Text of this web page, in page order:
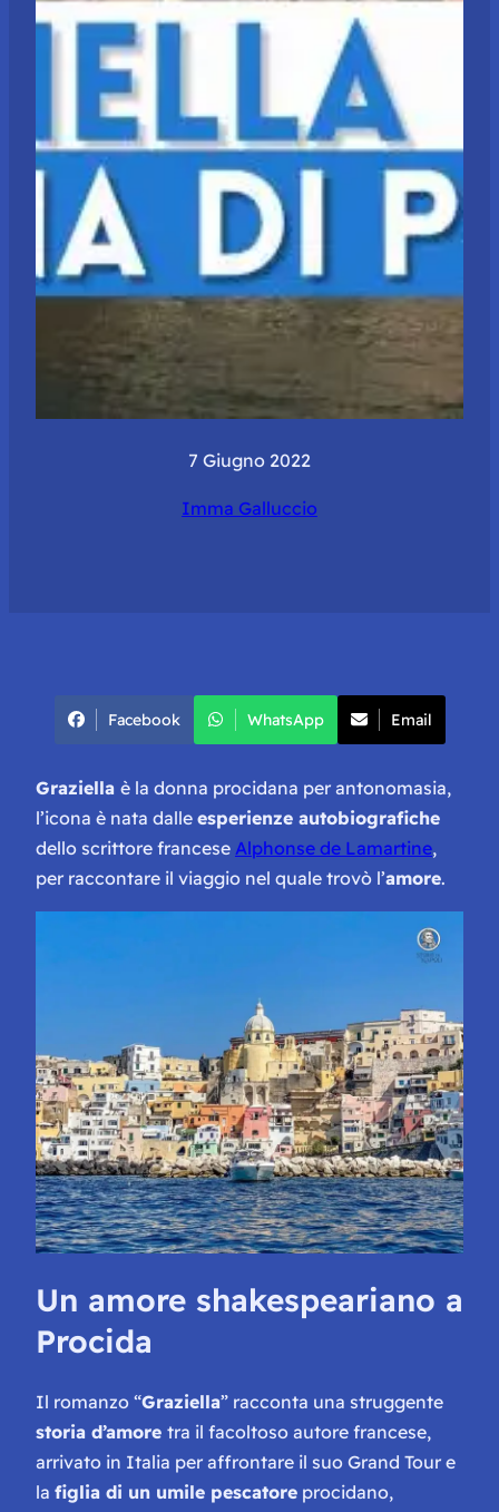
7 Giugno 2022
Imma Galluccio
Facebook WhatsApp Email
Graziella è la donna procidana per antonomasia,
l’icona è nata dalle esperienze autobiografiche
dello scrittore francese Alphonse de Lamartine,
per raccontare il viaggio nel quale trovò l’amore.
Un amore shakespeariano a
Procida
Il romanzo “Graziella” racconta una struggente
storia d’amore tra il facoltoso autore francese,
arrivato in Italia per affrontare il suo Grand Tour e
la figlia di un umile pescatore procidano,